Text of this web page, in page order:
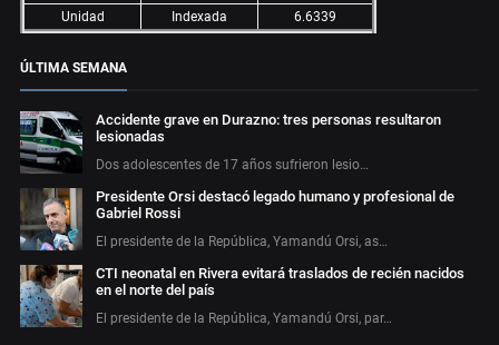
Unidad
Indexada 6.6339
ÚLTIMA SEMANA
Accidente grave en Durazno: tres personas resultaron
lesionadas
Dos adolescentes de 17 años sufrieron lesio…
Presidente Orsi destacó legado humano y profesional de
Gabriel Rossi
El presidente de la República, Yamandú Orsi, as…
CTI neonatal en Rivera evitará traslados de recién nacidos
en el norte del país
El presidente de la República, Yamandú Orsi, par…